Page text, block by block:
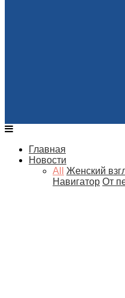
Главная
Новости
All
Женский
Навигатор От